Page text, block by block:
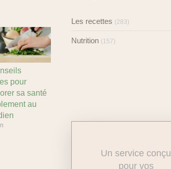
pour
sa santé
au
Les recettes (283)
Nutrition (157)
Un service conçu
pour vos